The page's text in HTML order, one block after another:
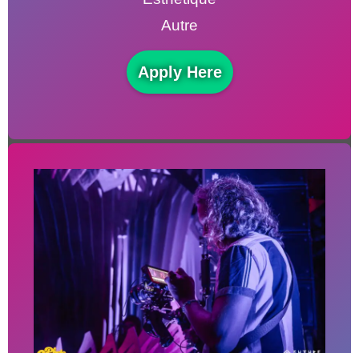
Autre
Apply Here